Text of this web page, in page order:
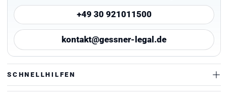
+49 30 921011500
kontakt@gessner-legal.de
SCHNELLHILFEN